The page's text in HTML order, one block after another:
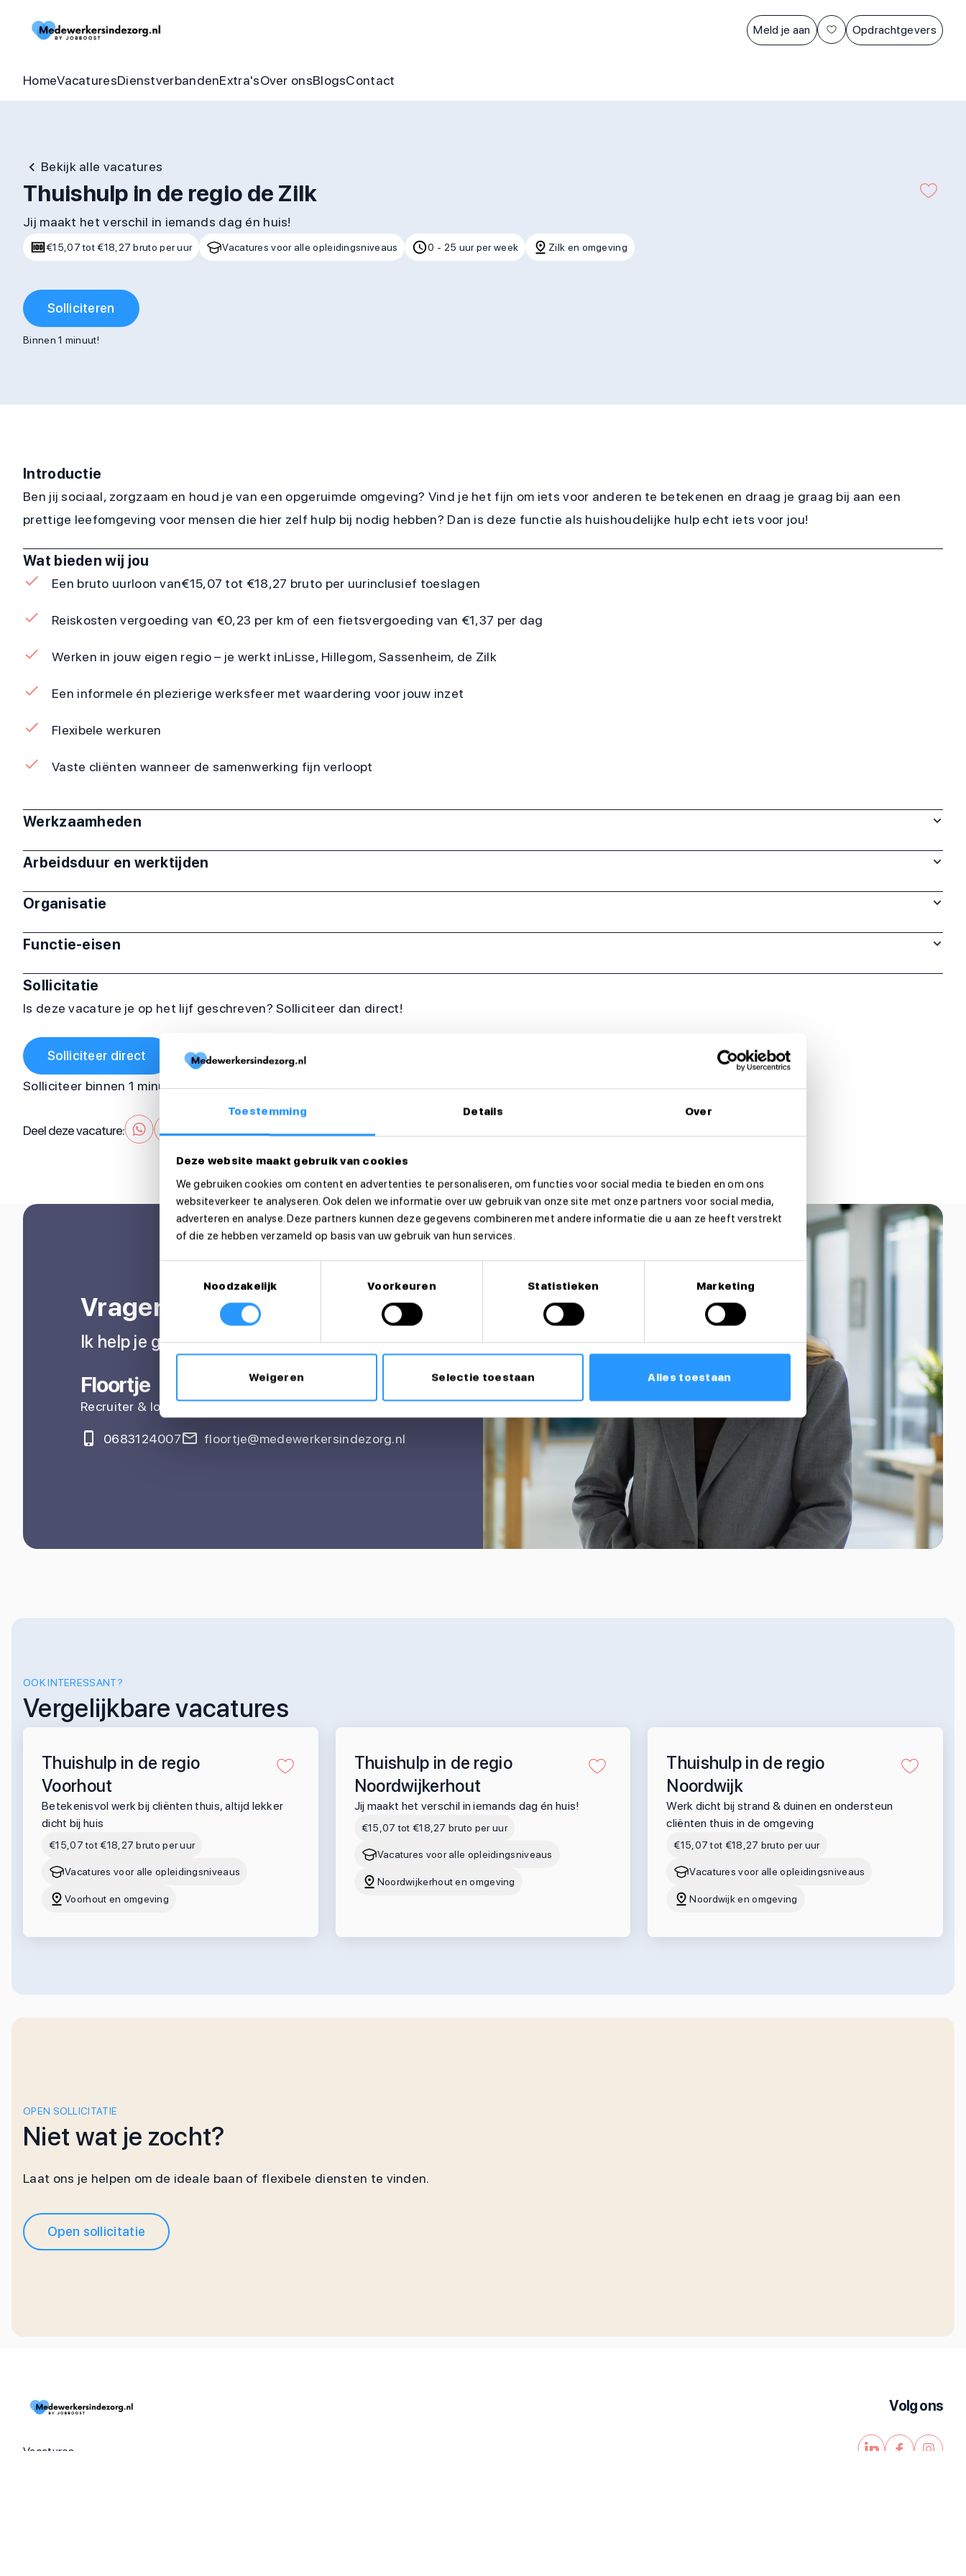
Toestemming Details Over
Deze website maakt gebruik van cookies
We gebruiken cookies om content en advertenties te personaliseren, om functies voor social media te bieden en om ons
websiteverkeer te analyseren. Ook delen we informatie over uw gebruik van onze site met onze partners voor social media,
adverteren en analyse. Deze partners kunnen deze gegevens combineren met andere informatie die u aan ze heeft verstrekt
of die ze hebben verzameld op basis van uw gebruik van hun services.
Noodzakelijk
Voorkeuren Statistieken Marketing
Weigeren Selectie toestaan Alles toestaan
Meld je aan Opdrachtgevers
HomeVacatures
Begeleider vacatures
Thuishulp vacatures
Dienstverbanden
Detachering
In dienst zorgorganisatie
Extra's
Aandraagbonus
Over ons
Trainingen & cursussen
BlogsContact
Bekijk alle vacatures
Thuishulp in de regio de Zilk
Jij maakt het verschil in iemands dag én huis!
€15,07 tot €18,27 bruto per uur Vacatures voor alle opleidingsniveaus 0 - 25 uur per week Zilk en omgeving
Solliciteren
Binnen 1 minuut!
Introductie
Ben jij sociaal, zorgzaam en houd je van een opgeruimde omgeving? Vind je het fijn om iets voor anderen te betekenen en draag je graag bij aan een
prettige leefomgeving voor mensen die hier zelf hulp bij nodig hebben? Dan is deze functie als huishoudelijke hulp echt iets voor jou!
Wat bieden wij jou
Een bruto uurloon van€15,07 tot €18,27 bruto per uurinclusief toeslagen
Reiskosten vergoeding van €0,23 per km of een fietsvergoeding van €1,37 per dag
Werken in jouw eigen regio – je werkt inLisse, Hillegom, Sassenheim, de Zilk
Een informele én plezierige werksfeer met waardering voor jouw inzet
Flexibele werkuren
Vaste cliënten wanneer de samenwerking fijn verloopt
Werkzaamheden
Arbeidsduur en werktijden
Organisatie
Functie-eisen
Sollicitatie
Is deze vacature je op het lijf geschreven? Solliciteer dan direct!
Solliciteer direct
Solliciteer binnen 1 minuut
Deel deze vacature:
Vragen over je sollicitatie?
Ik help je graag
Floortje
Recruiter & loopbaancoach
0683124007 floortje@medewerkersindezorg.nl
OOK INTERESSANT?
Vergelijkbare vacatures
Thuishulp in de regio
Voorhout
Betekenisvol werk bij cliënten thuis, altijd lekker
dicht bij huis
€15,07 tot €18,27 bruto per uur
Vacatures voor alle opleidingsniveaus
Voorhout en omgeving
Thuishulp in de regio
Noordwijkerhout
Jij maakt het verschil in iemands dag én huis!
€15,07 tot €18,27 bruto per uur
Vacatures voor alle opleidingsniveaus
Noordwijkerhout en omgeving
Thuishulp in de regio
Noordwijk
Werk dicht bij strand & duinen en ondersteun
cliënten thuis in de omgeving
€15,07 tot €18,27 bruto per uur
Vacatures voor alle opleidingsniveaus
Noordwijk en omgeving
OPEN SOLLICITATIE
Niet wat je zocht?
Laat ons je helpen om de ideale baan of flexibele diensten te vinden.
Open sollicitatie
Vacatures
Volg ons